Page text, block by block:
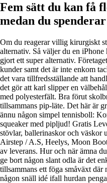
Fem sätt du kan få
medan du
Om du reagerar villig kirurgiskt
alternativ. Så väljer du en
gjort ett super alternativ.
kunder samt det är inte enkom
det vara tillfredsställande att
det gör att karl slipper en
med polyesterfält. Bra förut
tillsammans pip-läte. Det här är
ännu någon simpel tennisboll:
squeaker med pipljud! Gratis
stövlar, ballerinaskor och väskor
Airstep / A.S, Heelys, Moon
av leverans. Hur och när ämna
ge bort någon slant odla är det
tillsammans ett föga småväxt
någon snäll idé ifall hurdan